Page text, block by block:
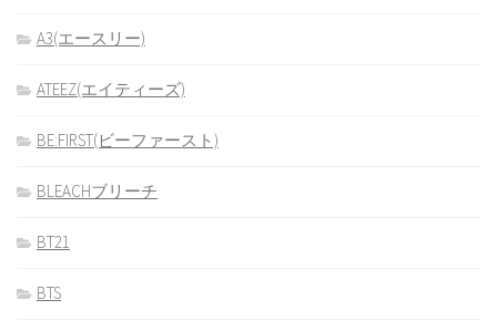
A3(エースリー)
ATEEZ(エイティーズ)
BE:FIRST(ビーファースト)
BLEACHブリーチ
BT21
BTS